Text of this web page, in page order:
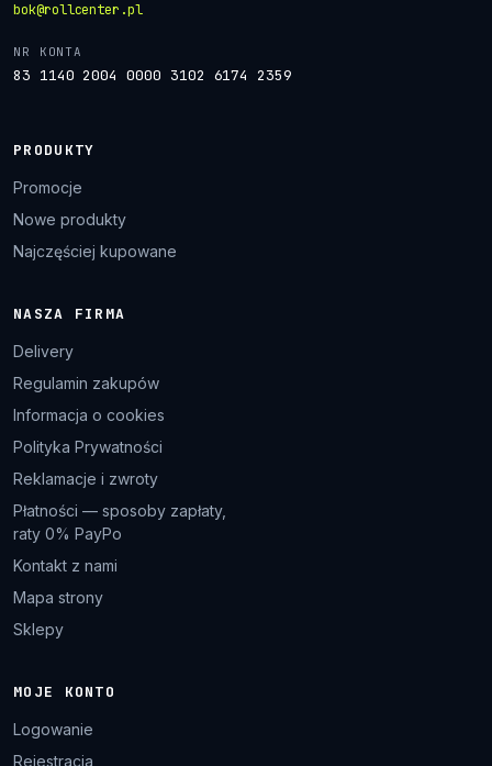
bok@rollcenter.pl
NR KONTA
83 1140 2004 0000 3102 6174 2359
PRODUKTY
Promocje
Nowe produkty
Najczęściej kupowane
NASZA FIRMA
Delivery
Regulamin zakupów
Informacja o cookies
Polityka Prywatności
Reklamacje i zwroty
Płatności — sposoby zapłaty,
raty 0% PayPo
Kontakt z nami
Mapa strony
Sklepy
MOJE KONTO
Logowanie
Rejestracja